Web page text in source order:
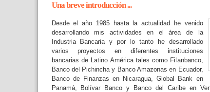
Una breve introducción ...
Desde el año 1985 hasta la actualidad he venido
desarrollando mis actividades en el área de la
Industria Bancaria y por lo tanto he desarrollado
varios proyectos en diferentes instituciones
bancarias de Latino América tales como Filanbanco,
Banco del Pichincha y Banco Amazonas en Ecuador,
Banco de Finanzas en Nicaragua, Global Bank en
Panamá, Bolívar Banco y Banco del Caribe en